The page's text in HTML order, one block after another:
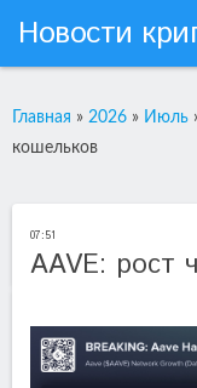
Новости
Главная » 2026 » Июль
кошельков
07:51
AAVE: рост